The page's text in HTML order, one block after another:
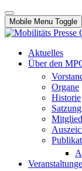
Mobile Menu Toggle
Aktuelles
Über den
Organe
Historie
Satzung